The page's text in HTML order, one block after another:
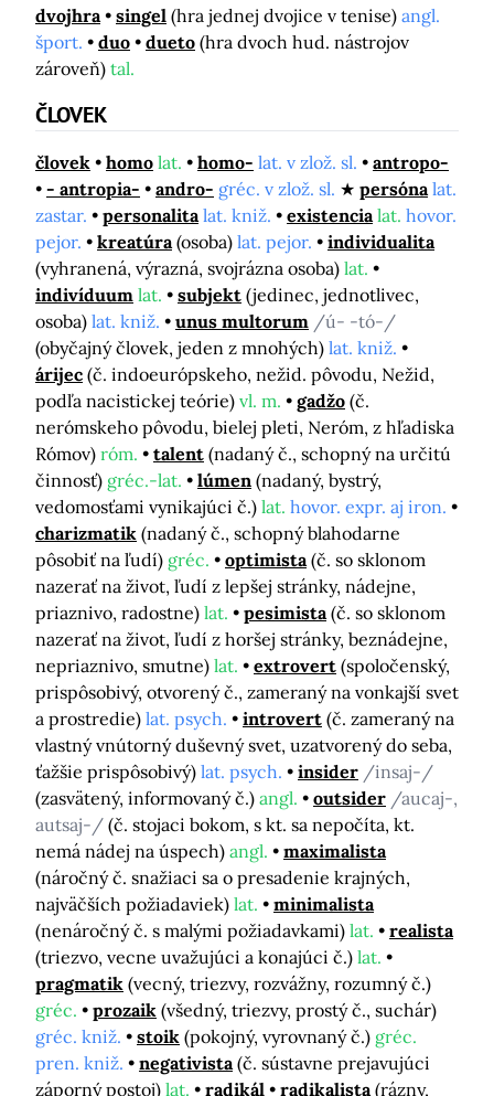
dvojhra singel (hra jednej dvojice v tenise) angl.
šport.
duo dueto (hra dvoch hud. nástrojov
zároveň) tal.
ČLOVEK
človek homo lat. homo- lat. v zlož. sl.
antropo-
- antropia-
andro- gréc. v zlož. sl. persóna lat.
zastar.
personalita lat. kniž. existencia lat. hovor.
pejor.
kreatúra (osoba) lat. pejor.
individualita
(vyhranená, výrazná, svojrázna osoba) lat.
indivíduum lat. subjekt (jedinec, jednotlivec,
osoba) lat. kniž. unus multorum /ú- -tó-/
(obyčajný človek, jeden z mnohých) lat. kniž.
árijec (č. indoeurópskeho, nežid. pôvodu, Nežid,
podľa nacistickej teórie) vl. m. gadžo (č.
nerómskeho pôvodu, bielej pleti, Neróm, z hľadiska
Rómov) róm. talent (nadaný č., schopný na určitú
činnosť) gréc.-lat. lúmen (nadaný, bystrý,
vedomosťami vynikajúci č.) lat. hovor. expr. aj iron.
charizmatik (nadaný č., schopný blahodarne
pôsobiť na ľudí) gréc. optimista (č. so sklonom
nazerať na život, ľudí z lepšej stránky, nádejne,
priaznivo, radostne) lat. pesimista (č. so sklonom
nazerať na život, ľudí z horšej stránky, beznádejne,
nepriaznivo, smutne) lat. extrovert (spoločenský,
prispôsobivý, otvorený č., zameraný na vonkajší svet
a prostredie) lat. psych. introvert (č. zameraný na
vlastný vnútorný duševný svet, uzatvorený do seba,
ťažšie prispôsobivý) lat. psych. insider /insaj-/
(zasvätený, informovaný č.) angl. outsider /aucaj-,
autsaj-/ (č. stojaci bokom, s kt. sa nepočíta, kt.
nemá nádej na úspech) angl.
maximalista
(náročný č. snažiaci sa o presadenie krajných,
najväčších požiadaviek) lat.
minimalista
(nenáročný č. s malými požiadavkami) lat.
realista
(triezvo, vecne uvažujúci a konajúci č.) lat.
pragmatik (vecný, triezvy, rozvážny, rozumný č.)
gréc.
prozaik (všedný, triezvy, prostý č., suchár)
gréc. kniž.
stoik (pokojný, vyrovnaný č.) gréc.
pren. kniž.
negativista (č. sústavne prejavujúci
záporný postoj) lat. radikál radikalista (rázny,